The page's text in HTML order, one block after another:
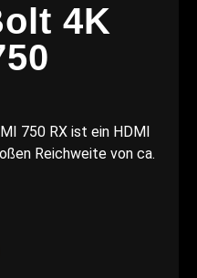
4K
750 RX ist ein HDMI
Reichweite von ca.